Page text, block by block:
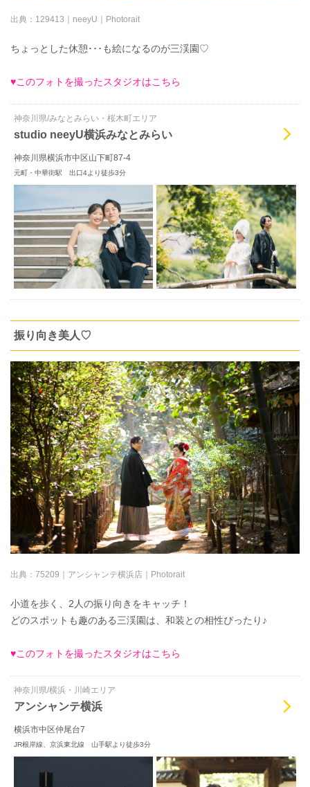
出典： 129413｜neeyU｜Photorait
ちょっとした休憩･･･も絵になるのが三渓園♡
♥このフォトを撮ったスタジオはこちら
神奈川県/みなとみらい・桜木町エリア
studio neeyU横浜みなとみらい
神奈川県横浜市中区山下町87-4
元町・中華街駅 出口4より徒歩3分
振り向き美人♡
出典： 75209｜アンシャンテ横浜店｜Photorait
小道を歩く、2人の振り向きをキャッチ！
どのスポットも趣のある三渓園は、和装との相性ぴったり♪
♥このフォトを撮ったスタジオはこちら
神奈川県/横浜・川崎エリア
アンシャンテ横浜
横浜市中区仲尾台7
JR根岸線、京浜東北線 山手駅より徒歩3分